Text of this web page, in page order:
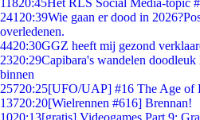
11820:45Het RLS Social Media-topic
241 20:39Wie gaan er dood in
overledenen.
4420:30GGZ heeft mij gezond
2320:29Capibara's wandelen
binnen
25720:25[UFO/UAP] #16 The Age of
13720:20[Wielrennen #616] Brennan!
1020:13[gratis] Videogames Part 9: